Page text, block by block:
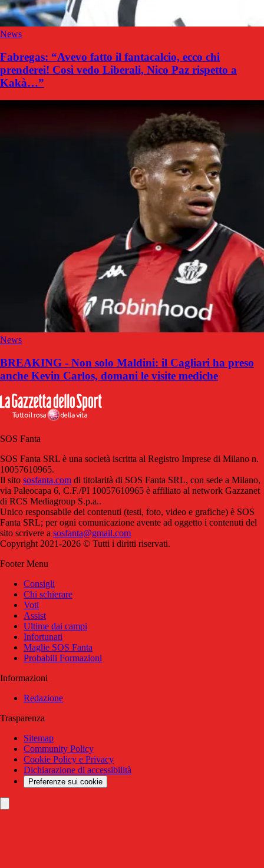
News
Fabregas: “Avevo fatto il fantacalcio, ecco chi
prenderei! Così vedo Liberali, Nico Paz rispetto a
Kakà…”
News
BREAKING - Non solo Maldini: il Cagliari ha preso
anche Kevin Carlos, domani le visite mediche
SOS Fanta
SOS Fanta SRL è una società iscritta al Registro Imprese di Milano n.
10057610965.
Il sito sosfanta.com di titolarità di SOS Fanta SRL, con sede a Milano,
via Paleocapa 6, C.F./PI 10057610965 è affiliato al network Gazzanet
di RCS Mediagroup S.p.a..
Unico responsabile dei contenuti (testi, foto, video e grafiche) è SOS
Fanta SRL; per ogni comunicazione avente ad oggetto i contenuti del
sito scrivere a sosfanta@gmail.com
Copyright 2021-2026 © Tutti i diritti riservati.
Footer Menu
Consigli
Chi schierare
Voti
Assist
Ultime dai campi
Infortunati
Maglie SOS Fanta
Probabili Formazioni
Informazioni
Redazione
Trasparenza
Sitemap
Community Policy
Cookie Policy e Privacy
Dichiarazione di accessibilità
Preferenze sui cookie